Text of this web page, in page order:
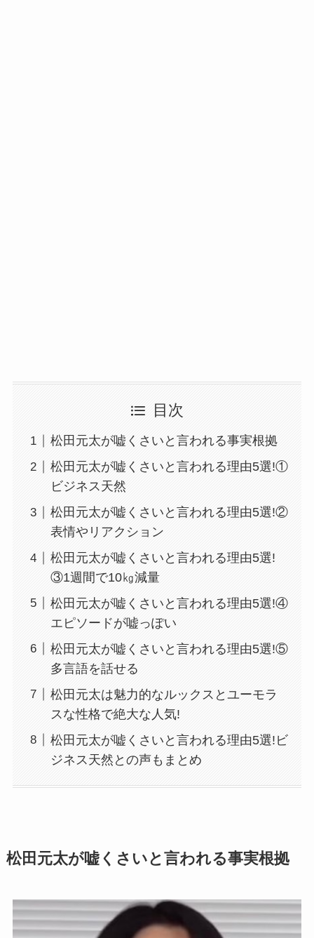
目次
松田元太が嘘くさいと言われる事実根拠
松田元太が嘘くさいと言われる理由5選!①
ビジネス天然
松田元太が嘘くさいと言われる理由5選!②
表情やリアクション
松田元太が嘘くさいと言われる理由5選!
③1週間で10㎏減量
松田元太が嘘くさいと言われる理由5選!④
エピソードが嘘っぽい
松田元太が嘘くさいと言われる理由5選!⑤
多言語を話せる
松田元太は魅力的なルックスとユーモラ
スな性格で絶大な人気!
松田元太が嘘くさいと言われる理由5選!ビ
ジネス天然との声もまとめ
松田元太が嘘くさいと言われる事実根拠